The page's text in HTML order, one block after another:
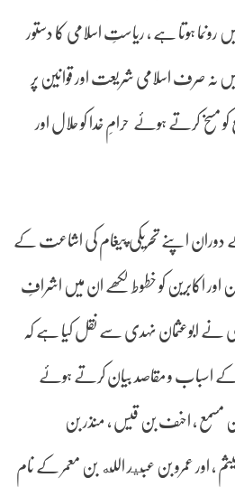
ہوتا ہے ، ریاستِ اسلامی کا دستور
نہ صرف اسلامی شریعت اور قوانین پر
کو مسخ کرتے ہوئے حرامِ خدا کو حلال اور
دوران اپنے تحریکی پیغام کی اشاعت کے
اور اکابرین کو خطوط لکھے ان میں اشرافِ
نے ابوعثمان نہدی سے نقل کیا ہے کہ
اسباب و مقاصد بیان کرتے ہوئے
، احنف بن قیس ، منذر بن
، اور عمرو بن عبيد الله بن معمر کے نام